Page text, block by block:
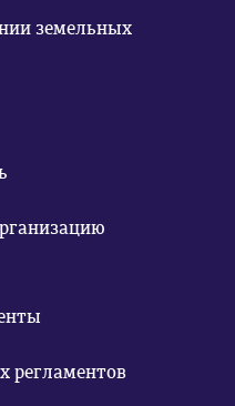
земельных
регламентов